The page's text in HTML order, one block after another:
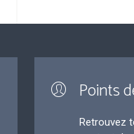
Points
Retrouvez